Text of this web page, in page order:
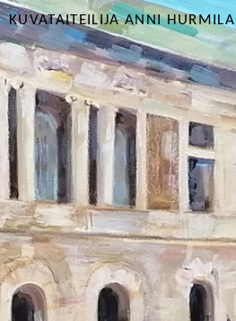
KUVATAITEILIJA ANNI HURMILA